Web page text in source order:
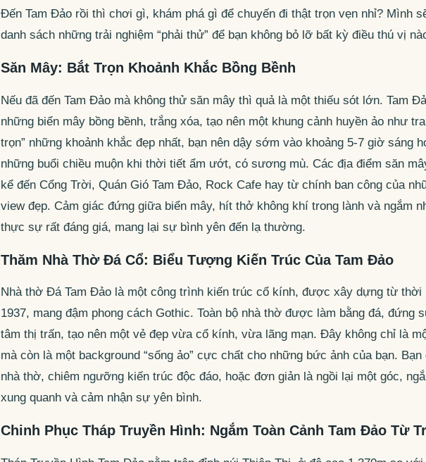
Đến Tam Đảo rồi thì chơi gì, khám phá gì để chuyến đi thật trọn vẹn nhỉ? Mình
danh sách những trải nghiệm “phải thử” để bạn không bỏ lỡ bất kỳ điều thú vị
Săn Mây: Bắt Trọn Khoảnh Khắc Bồng Bềnh
Nếu đã đến Tam Đảo mà không thử săn mây thì quả là một thiếu sót lớn. Tam
những biển mây bồng bềnh, trắng xóa, tạo nên một khung cảnh huyền ảo như
trọn” những khoảnh khắc đẹp nhất, bạn nên dậy sớm vào khoảng 5-7 giờ sáng
những buổi chiều muộn khi thời tiết ẩm ướt, có sương mù. Các địa điểm săn
kể đến Cổng Trời, Quán Gió Tam Đảo, Rock Cafe hay từ chính ban công của
view đẹp. Cảm giác đứng giữa biển mây, hít thở không khí trong lành và ngắm
thực sự rất đáng giá, mang lại sự bình yên đến lạ thường.
Thăm Nhà Thờ Đá Cổ: Biểu Tượng Kiến Trúc Của Tam Đảo
Nhà thờ Đá Tam Đảo là một công trình kiến trúc cổ kính, được xây dựng từ thời
1937, mang đậm phong cách Gothic. Toàn bộ nhà thờ được làm bằng đá, đứng
tâm thị trấn, tạo nên một vẻ đẹp vừa cổ kính, vừa lãng mạn. Đây không chỉ là
mà còn là một background “sống ảo” cực chất cho những bức ảnh của bạn.
nhà thờ, chiêm ngưỡng kiến trúc độc đáo, hoặc đơn giản là ngồi lại một góc,
xung quanh và cảm nhận sự yên bình.
Chinh Phục Tháp Truyền Hình: Ngắm Toàn Cảnh Tam Đảo Từ